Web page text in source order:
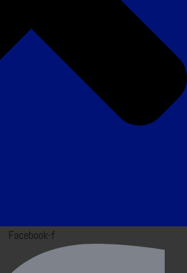
Facebook-f